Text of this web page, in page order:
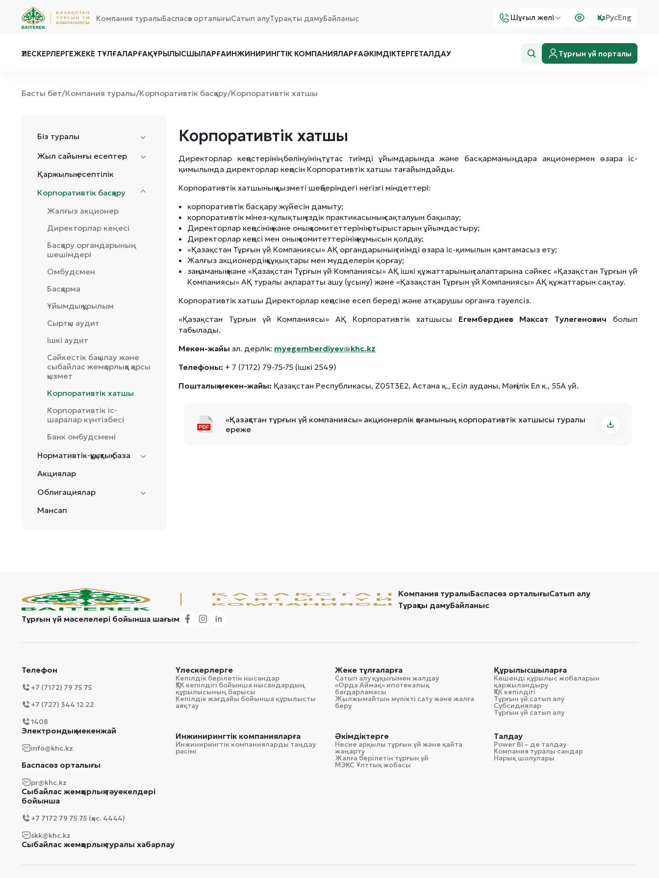
Компания туралыБаспасөз орталығыСатып алуТұрақты дамуБайланыс Шұғыл желі ҚазРусEng
ҮЛЕСКЕРЛЕРГЕЖЕКЕ ТҰЛҒАЛАРҒАҚҰРЫЛЫСШЫЛАРҒАИНЖИНИРИНГТІК КОМПАНИЯЛАРҒАӘКІМДІКТЕРГЕТАЛДАУ Тұрғын үй порталы
Басты бет/Компания туралы/Корпоративтік басқару/Корпоративтік хатшы
Біз туралы
Жыл сайынғы есептер
Қаржылық есептілік
Корпоративтік басқару
Жалғыз акционер
Директорлар кеңесі
Басқару органдарының
шешімдері
Омбудсмен
Басқарма
Ұйымдық құрылым
Сыртқы аудит
Ішкі аудит
Сәйкестік бақылау және
сыбайлас жемқорлыққа қарсы
қызмет
Корпоративтік хатшы
Корпоративтік іс-
шаралар күнтізбесі
Банк омбудсмені
Нормативтік-құқықтық база
Акциялар
Облигациялар
Мансап
Корпоративтік хатшы
Директорлар кеңестерінің бөлінуінің тұтас тиімді ұйымдарында және басқарманың дара акционермен өзара іс-
қимылында директорлар кеңесін Корпоративтік хатшы тағайындайды.
Корпоративтік хатшының қызметі шеңберіндегі негізгі міндеттері:
корпоративтік басқару жүйесін дамыту;
корпоративтік мінез-құлықтың үздік практикасының сақталуын бақылау;
Директорлар кеңесінің және оның комитеттерінің отырыстарын ұйымдастыру;
Директорлар кеңесі мен оның комитеттерінің жұмысын қолдау;
«Қазақстан Тұрғын үй Компаниясы» АҚ органдарының тиімді өзара іс-қимылын қамтамасыз ету;
Жалғыз акционердің құқықтары мен мүдделерін қорғау;
заңнаманың және «Қазақстан Тұрғын үй Компаниясы» АҚ ішкі құжаттарының талаптарына сәйкес «Қазақстан Тұрғын үй
Компаниясы» АҚ туралы ақпаратты ашу (ұсыну) және «Қазақстан Тұрғын үй Компаниясы» АҚ құжаттарын сақтау.
Корпоративтік хатшы Директорлар кеңесіне есеп береді және атқарушы органға тәуелсіз.
«Қазақстан Тұрғын үй Компаниясы» АҚ Корпоративтік хатшысы Егембердиев Максат Тулегенович болып
табылады.
Мекен-жайы эл. дерлік: myegemberdiyev@khc.kz
Телефоны: + 7 (7172) 79-75-75 (ішкі 2549)
Пошталық мекен-жайы: Қазақстан Республикасы, Z05T3E2, Астана қ., Есіл ауданы, Мәңгілік Ел к., 55А үй.
«Қазақстан тұрғын үй компаниясы» акционерлік қоғамының корпоративтік хатшысы туралы
ереже
Компания туралыБаспасөз орталығыСатып алу
Тұрақты дамуБайланыс
Тұрғын үй мәселелері бойынша шағым
Телефон
+7 (7172) 79 75 75
+7 (727) 344 12 22
1408
Электрондық мекенжай
info@khc.kz
Баспасөз орталығы
pr@khc.kz
Сыбайлас жемқорлық тәуекелдері
бойынша
+7 7172 79 75 75 (қос. 4444)
skk@khc.kz
Сыбайлас жемқорлық туралы хабарлау
Үлескерлерге
Кепілдік берілетін нысандар
ҚТК кепілдігі бойынша нысандардың
құрылысының барысы
Кепілдік жағдайы бойынша құрылысты
аяқтау
Жеке тұлғаларға
Сатып алу құқығымен жалдау
«Орда Аймақ» ипотекалық
бағдарламасы
Жылжымайтын мүлікті сату және жалға
беру
Құрылысшыларға
Кешенді құрылыс жобаларын
қаржыландыру
ҚТК кепілдігі
Тұрғын үй сатып алу
Субсидиялар
Тұрғын үй сатып алу
Инжинирингтік компанияларға
Инжинирингтік компанияларды таңдау
рәсімі
Әкімдіктерге
Несие арқылы тұрғын үй және қайта
жаңарту
Жалға берілетін тұрғын үй
МЭКС Ұлттық жобасы
Талдау
Power BI – де талдау
Компания туралы сандар
Нарық шолулары